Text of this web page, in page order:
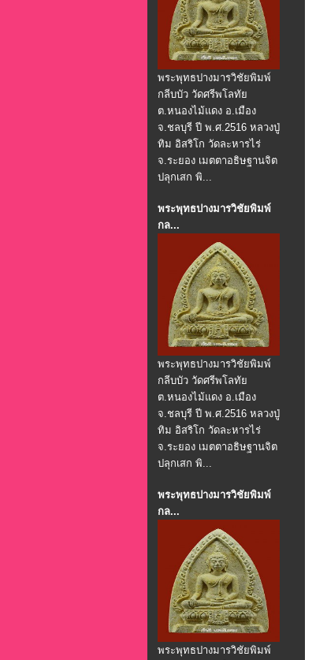
พระพุทธปางมารวิชัยพิมพ์
กลีบบัว วัดศรีพโลทัย
ต.หนองไม้แดง อ.เมือง
จ.ชลบุรี ปี พ.ศ.2516 หลวงปู่
ทิม อิสริโก วัดละหารไร่
จ.ระยอง เมตตาอธิษฐานจิต
ปลุกเสก พิ...
พระพุทธปางมารวิชัยพิมพ์
กล...
พระพุทธปางมารวิชัยพิมพ์
กลีบบัว วัดศรีพโลทัย
ต.หนองไม้แดง อ.เมือง
จ.ชลบุรี ปี พ.ศ.2516 หลวงปู่
ทิม อิสริโก วัดละหารไร่
จ.ระยอง เมตตาอธิษฐานจิต
ปลุกเสก พิ...
พระพุทธปางมารวิชัยพิมพ์
กล...
พระพุทธปางมารวิชัยพิมพ์